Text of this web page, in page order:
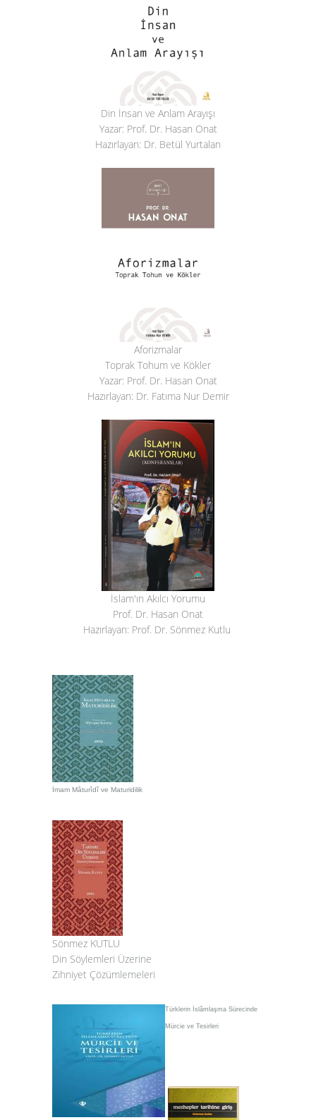
Din İnsan ve Anlam Arayışı
Yazar: Prof. Dr. Hasan Onat
Hazırlayan: Dr. Betül Yurtalan
Aforizmalar
Toprak Tohum ve Kökler
Yazar: Prof. Dr. Hasan Onat
Hazırlayan: Dr. Fatıma Nur Demir
İslam'ın Akılcı Yorumu
Prof. Dr. Hasan Onat
Hazırlayan: Prof. Dr. Sönmez Kutlu
İmam Mâturîdî ve Maturidilik
Sönmez KUTLU
Din Söylemleri Üzerine
Zihniyet Çözümlemeleri
Türklerin İslâmlaşma Sürecinde
Mürcie ve Tesirleri